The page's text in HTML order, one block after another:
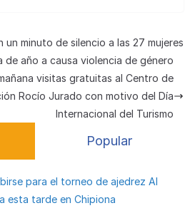
gr
a
m
s
k
y
h
at
e
a
m
e
p
ar
tir
un minuto de silencio a las 27 mujeres
de año a causa violencia de género
visitas gratuitas al Centro de
Rocío Jurado con motivo del Día
Internacional del Turismo
Popular